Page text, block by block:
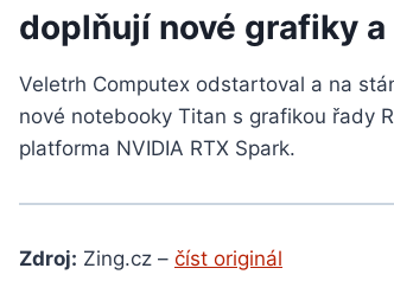
doplňují nové grafiky
Veletrh Computex odstartoval a na
nové notebooky Titan s grafikou řady
platforma NVIDIA RTX Spark.
Zdroj: Zing.cz – číst originál